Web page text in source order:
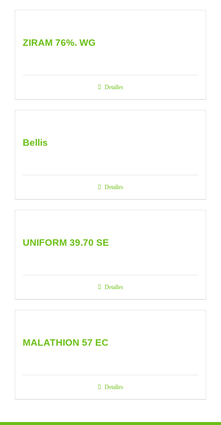
ZIRAM 76%. WG
Detalles
Bellis
Detalles
UNIFORM 39.70 SE
Detalles
MALATHION 57 EC
Detalles